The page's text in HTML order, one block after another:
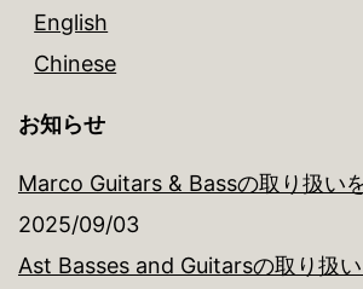
English
Chinese
お知らせ
Marco Guitars & Bassの取り扱い
2025/09/03
Ast Basses and Guitarsの取り扱